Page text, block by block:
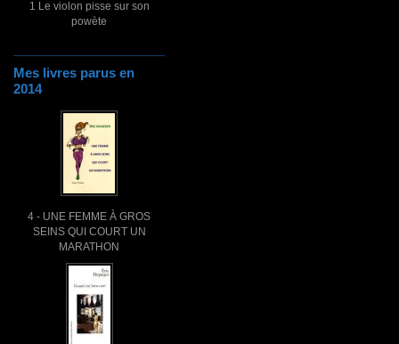
1 Le violon pisse sur son
powète
Mes livres parus en
2014
4 - UNE FEMME À GROS
SEINS QUI COURT UN
MARATHON